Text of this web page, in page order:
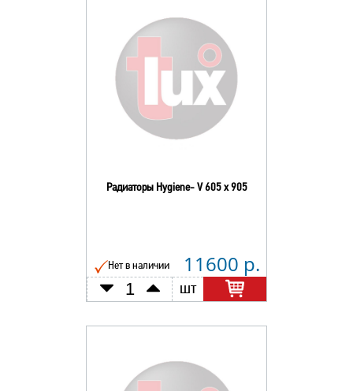
Радиаторы Hygiene- V 605 х 905
Нет в наличии 11600 р.
шт